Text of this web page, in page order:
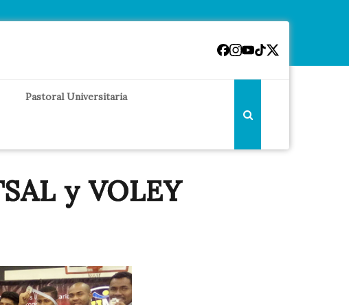
Pastoral Universitaria
y VOLEY